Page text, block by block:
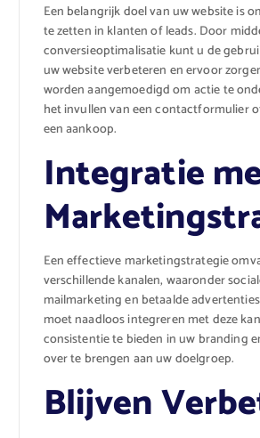
Een belangrijk doel van uw website is
te zetten in klanten of leads. Door
conversieoptimalisatie kunt u de
uw website verbeteren en ervoor
worden aangemoedigd om actie te
het invullen van een contactformulier
een aankoop.
Integratie
Een effectieve marketingstrategie
verschillende kanalen, waaronder
mailmarketing en betaalde
moet naadloos integreren met deze
consistentie te bieden in uw branding
over te brengen aan uw doelgroep.
Blijven